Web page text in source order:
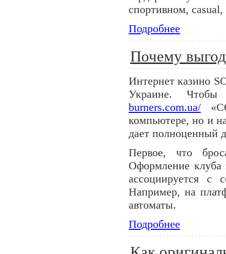
спортивном,
Подробнее
Почему
Интернет казино
Украине.
burners.com.ua/
компьютере, но и
дает полноценный
Первое, что
Оформление клуба
ассоциируется с
Например, на
автоматы.
Подробнее